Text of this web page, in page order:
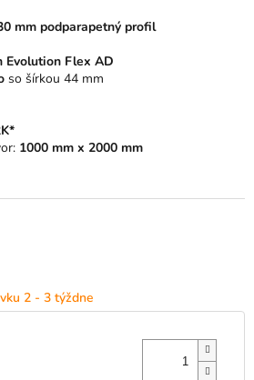
2 - 3 týždne
mm podparapetný profil
Evolution Flex AD
so šírkou 44 mm
1000 mm x 2000 mm